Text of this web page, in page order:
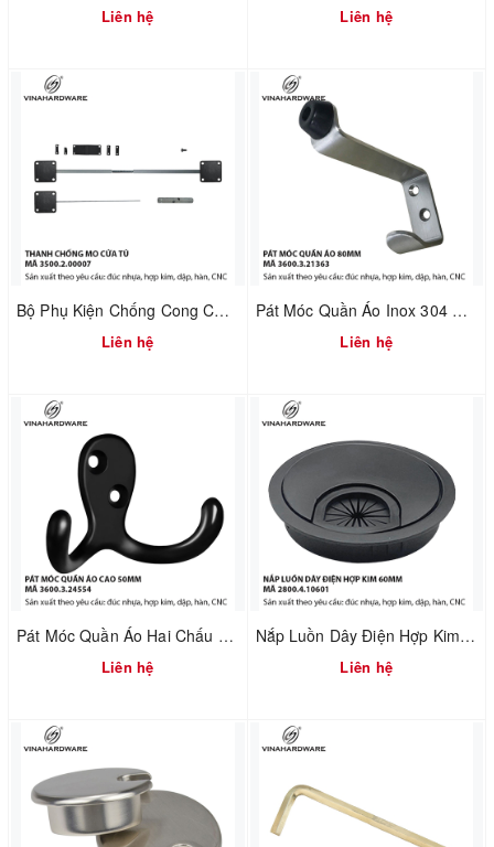
Liên hệ Liên hệ
Bộ Phụ Kiện Chống Cong Cửa Tủ – Điều Chỉnh Cánh Cửa | Mã 3500.2.00007
Liên hệ
Pát Móc Quần Áo Inox 304 Không Rỉ Tích Hợp Chặn Cửa – Dài 80mm | Mã 3600.3.21363
Liên hệ
Pát Móc Quần Áo Hai Chấu Màu Đen Cao 50mm – Vinahardware | Mã 3600.3.24554
Liên hệ
Nắp Luồn Dây Điện Hợp Kim Phi 60mm Sơn Đen – Mã 2800.4.10601
Liên hệ